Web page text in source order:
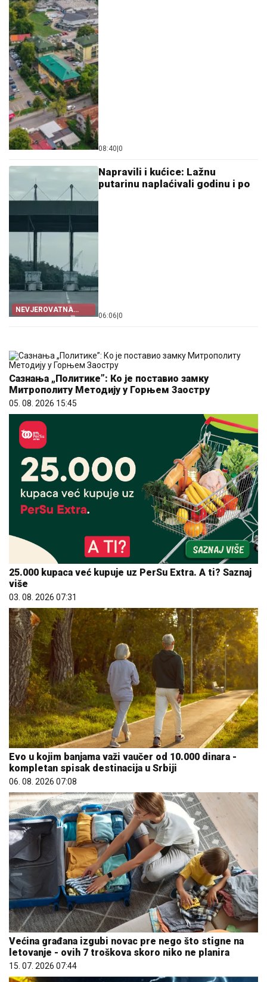
08:40 0
NEVJEROVATNA
ZARADA
Napravili i kućice: Lažnu
putarinu naplaćivali godinu i po
06:06 0
Сазнања „Политике”: Ко је поставио замку
Митрополиту Методију у Горњем Заостру
05. 08. 2026 15:45
25.000 kupaca već kupuje uz PerSu Extra. A ti? Saznaj
više
03. 08. 2026 07:31
Evo u kojim banjama važi vaučer od 10.000 dinara -
kompletan spisak destinacija u Srbiji
06. 08. 2026 07:08
Većina građana izgubi novac pre nego što stigne na
letovanje - ovih 7 troškova skoro niko ne planira
15. 07. 2026 07:44